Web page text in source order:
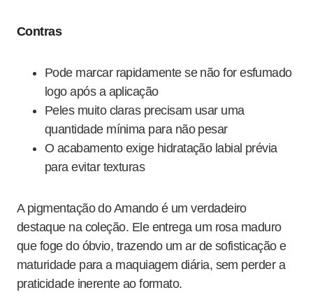
Contras
Pode marcar rapidamente se não for esfumado
logo após a aplicação
Peles muito claras precisam usar uma
quantidade mínima para não pesar
O acabamento exige hidratação labial prévia
para evitar texturas
A pigmentação do Amando é um verdadeiro
destaque na coleção. Ele entrega um rosa maduro
que foge do óbvio, trazendo um ar de sofisticação e
maturidade para a maquiagem diária, sem perder a
praticidade inerente ao formato.